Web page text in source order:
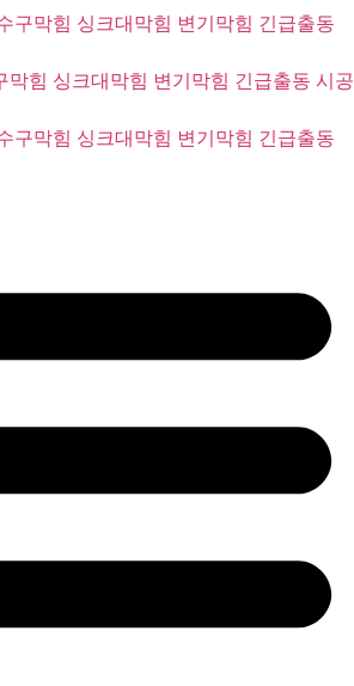
구막힘 싱크대막힘 변기막힘 긴급출동
막힘 싱크대막힘 변기막힘 긴급출동 시공
구막힘 싱크대막힘 변기막힘 긴급출동